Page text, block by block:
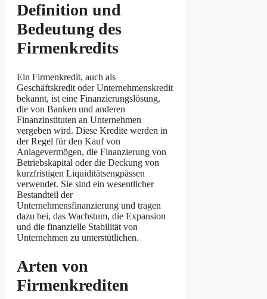
Definition und
Bedeutung des
Firmenkredits
Ein Firmenkredit, auch als
Geschäftskredit oder Unternehmenskredit
bekannt, ist eine Finanzierungslösung,
die von Banken und anderen
Finanzinstituten an Unternehmen
vergeben wird. Diese Kredite werden in
der Regel für den Kauf von
Anlagevermögen, die Finanzierung von
Betriebskapital oder die Deckung von
kurzfristigen Liquiditätsengpässen
verwendet. Sie sind ein wesentlicher
Bestandteil der
Unternehmensfinanzierung und tragen
dazu bei, das Wachstum, die Expansion
und die finanzielle Stabilität von
Unternehmen zu unterstütlichen.
Arten von
Firmenkrediten